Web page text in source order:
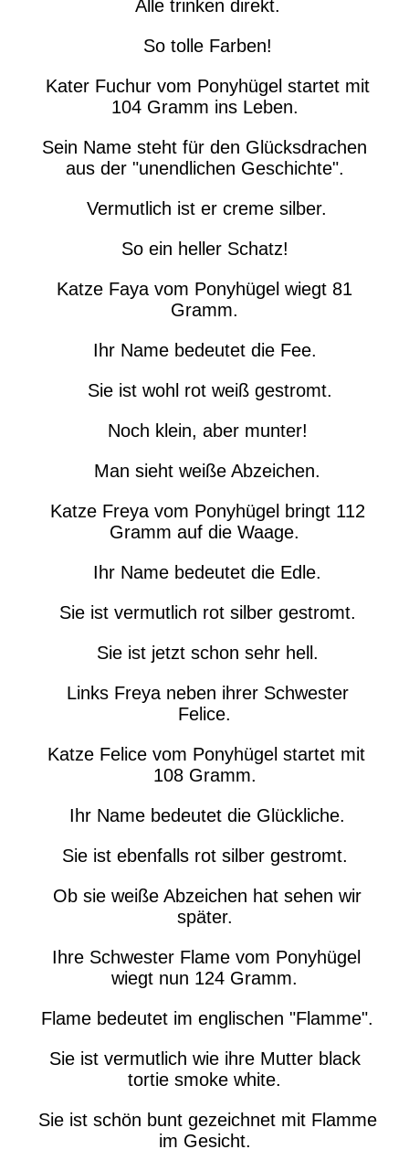
Alle trinken direkt.
So tolle Farben!
Kater Fuchur vom Ponyhügel startet mit
104 Gramm ins Leben.
Sein Name steht für den Glücksdrachen
aus der "unendlichen Geschichte".
Vermutlich ist er creme silber.
So ein heller Schatz!
Katze Faya vom Ponyhügel wiegt 81
Gramm.
Ihr Name bedeutet die Fee.
Sie ist wohl rot weiß gestromt.
Noch klein, aber munter!
Man sieht weiße Abzeichen.
Katze Freya vom Ponyhügel bringt 112
Gramm auf die Waage.
Ihr Name bedeutet die Edle.
Sie ist vermutlich rot silber gestromt.
Sie ist jetzt schon sehr hell.
Links Freya neben ihrer Schwester
Felice.
Katze Felice vom Ponyhügel startet mit
108 Gramm.
Ihr Name bedeutet die Glückliche.
Sie ist ebenfalls rot silber gestromt.
Ob sie weiße Abzeichen hat sehen wir
später.
Ihre Schwester Flame vom Ponyhügel
wiegt nun 124 Gramm.
Flame bedeutet im englischen "Flamme".
Sie ist vermutlich wie ihre Mutter black
tortie smoke white.
Sie ist schön bunt gezeichnet mit Flamme
im Gesicht.